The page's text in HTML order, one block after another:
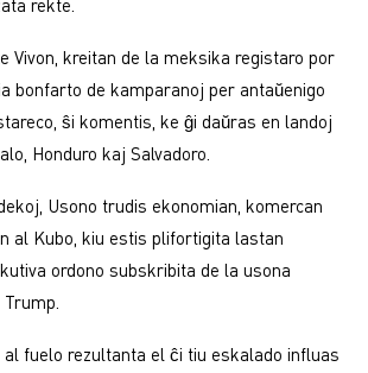
Vivon, kreitan de la meksika registaro por
bonfarto de kamparanoj per antaŭenigo
ŝi komentis, ke ĝi daŭras en landoj
Honduro kaj Salvadoro.
Usono trudis ekonomian, komercan
al Kubo, kiu estis plifortigita lastan
ordono subskribita de la usona
al fuelo rezultanta el ĉi tiu eskalado influas